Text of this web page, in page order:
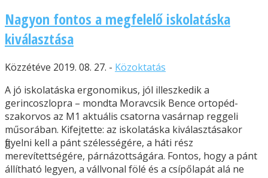
Nagyon fontos a megfelelő iskolatáska
kiválasztása
Közzétéve 2019. 08. 27. - Közoktatás
A jó iskolatáska ergonomikus, jól illeszkedik a
gerincoszlopra – mondta Moravcsik Bence ortopéd-
szakorvos az M1 aktuális csatorna vasárnap reggeli
műsorában. Kifejtette: az iskolatáska kiválasztásakor
figyelni kell a pánt szélességére, a háti rész
merevítettségére, párnázottságára. Fontos, hogy a pánt
állítható legyen, a vállvonal fölé és a csípőlapát alá ne